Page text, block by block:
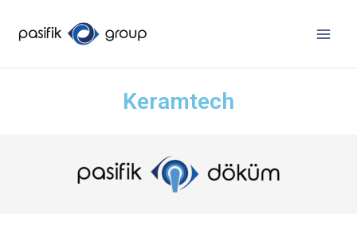
Keramtech